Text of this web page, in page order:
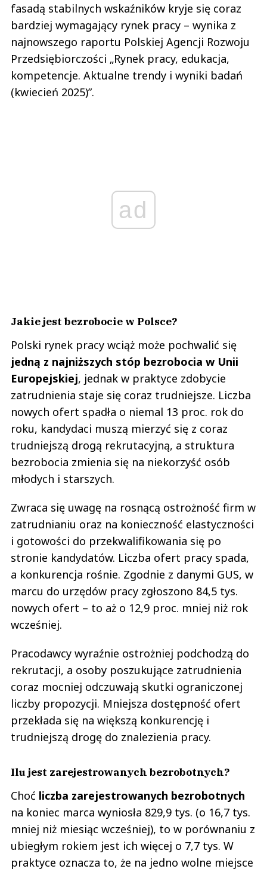
fasadą stabilnych wskaźników kryje się coraz
bardziej wymagający rynek pracy – wynika z
najnowszego raportu Polskiej Agencji Rozwoju
Przedsiębiorczości „Rynek pracy, edukacja,
kompetencje. Aktualne trendy i wyniki badań
(kwiecień 2025)”.
ad
Jakie jest bezrobocie w Polsce?
Polski rynek pracy wciąż może pochwalić się
jedną z najniższych stóp bezrobocia w Unii
Europejskiej, jednak w praktyce zdobycie
zatrudnienia staje się coraz trudniejsze. Liczba
nowych ofert spadła o niemal 13 proc. rok do
roku, kandydaci muszą mierzyć się z coraz
trudniejszą drogą rekrutacyjną, a struktura
bezrobocia zmienia się na niekorzyść osób
młodych i starszych.
Zwraca się uwagę na rosnącą ostrożność firm w
zatrudnianiu oraz na konieczność elastyczności
i gotowości do przekwalifikowania się po
stronie kandydatów. Liczba ofert pracy spada,
a konkurencja rośnie. Zgodnie z danymi GUS, w
marcu do urzędów pracy zgłoszono 84,5 tys.
nowych ofert – to aż o 12,9 proc. mniej niż rok
wcześniej.
Pracodawcy wyraźnie ostrożniej podchodzą do
rekrutacji, a osoby poszukujące zatrudnienia
coraz mocniej odczuwają skutki ograniczonej
liczby propozycji. Mniejsza dostępność ofert
przekłada się na większą konkurencję i
trudniejszą drogę do znalezienia pracy.
Ilu jest zarejestrowanych bezrobotnych?
Choć liczba zarejestrowanych bezrobotnych
na koniec marca wyniosła 829,9 tys. (o 16,7 tys.
mniej niż miesiąc wcześniej), to w porównaniu z
ubiegłym rokiem jest ich więcej o 7,7 tys. W
praktyce oznacza to, że na jedno wolne miejsce